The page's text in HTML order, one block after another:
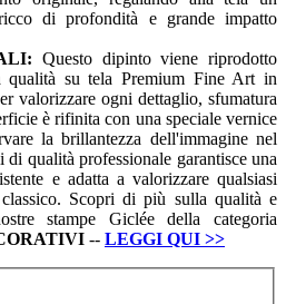
di profondità e grande impatto
Questo dipinto viene riprodotto
qualità su tela Premium Fine Art in
valorizzare ogni dettaglio, sfumatura
è rifinita con una speciale vernice
la brillantezza dell'immagine nel
qualità professionale garantisce una
e adatta a valorizzare qualsiasi
Scopri di più sulla qualità e
stampe Giclée della categoria
-- LEGGI QUI >>